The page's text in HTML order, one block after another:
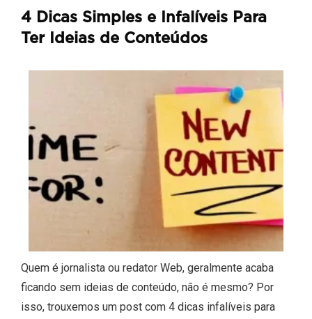
4 Dicas Simples e Infalíveis Para
Ter Ideias de Conteúdos
Quem é jornalista ou redator Web, geralmente acaba
ficando sem ideias de conteúdo, não é mesmo? Por
isso, trouxemos um post com 4 dicas infalíveis para